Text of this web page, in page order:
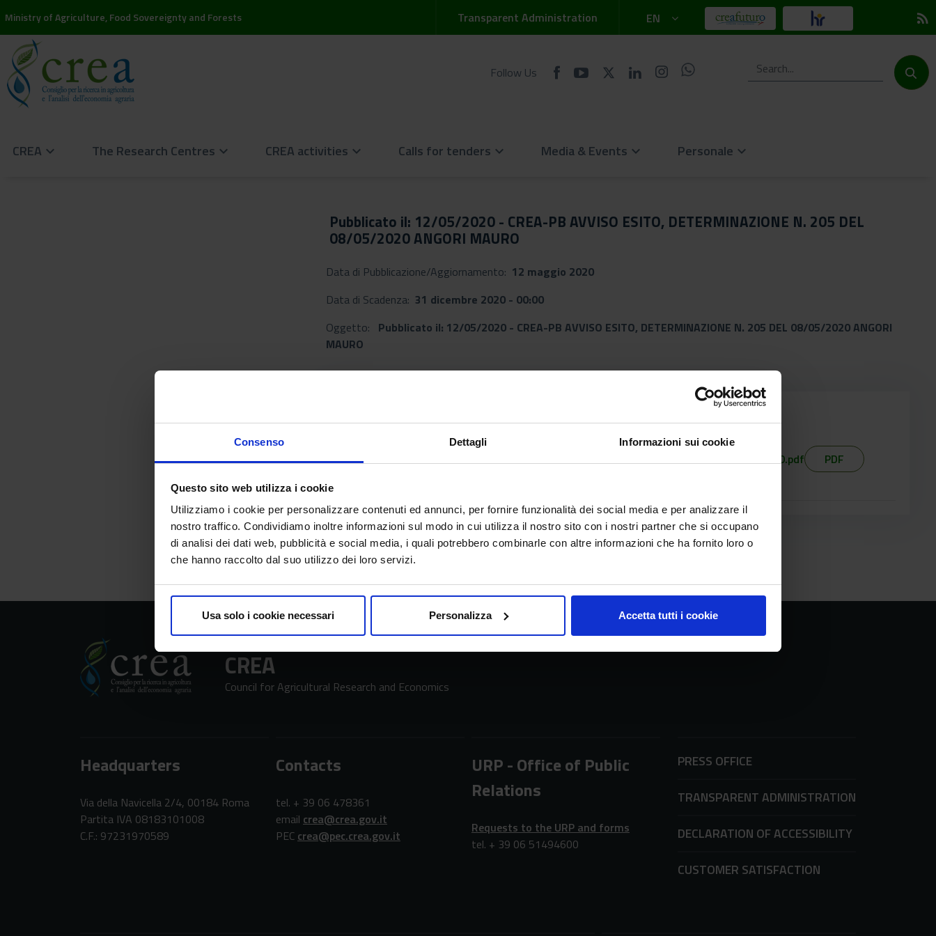
Consenso Dettagli Informazioni sui cookie
Questo sito web utilizza i cookie
Utilizziamo i cookie per personalizzare contenuti ed annunci, per fornire funzionalità dei social media e per analizzare il
nostro traffico. Condividiamo inoltre informazioni sul modo in cui utilizza il nostro sito con i nostri partner che si occupano
di analisi dei dati web, pubblicità e social media, i quali potrebbero combinarle con altre informazioni che ha fornito loro o
che hanno raccolto dal suo utilizzo dei loro servizi.
Usa solo i cookie necessari Personalizza Accetta tutti i cookie
Ministry of Agriculture, Food Sovereignty and Forests Transparent Administration EN rss_feed
Follow Us
CREA keyboard_arrow_down The Research Centres keyboard_arrow_down CREA activities keyboard_arrow_down Calls for tenders keyboard_arrow_down Media & Events keyboard_arrow_down Personale keyboard_arrow_down
Pubblicato il: 12/05/2020 - CREA-PB AVVISO ESITO, DETERMINAZIONE N. 205 DEL
08/05/2020 ANGORI MAURO
Data di Pubblicazione/Aggiornamento: 12 maggio 2020
Data di Scadenza: 31 dicembre 2020 - 00:00
Oggetto: Pubblicato il: 12/05/2020 - CREA-PB AVVISO ESITO, DETERMINAZIONE N. 205 DEL 08/05/2020 ANGORI
MAURO
Documenti allegati
avviso_esito_determinazione_205_del_08_05_2020_angori_mauro_g14_2020.pdf PDF
arrow_backTorna all'elenco
CREA
Council for Agricultural Research and Economics
Headquarters
Via della Navicella 2/4, 00184 Roma
Partita IVA 08183101008
C.F.: 97231970589
Contacts
tel. + 39 06 478361
email crea@crea.gov.it
PEC crea@pec.crea.gov.it
URP - Office of Public
Relations
Requests to the URP and forms
tel. + 39 06 51494600
PRESS OFFICE
TRANSPARENT ADMINISTRATION
DECLARATION OF ACCESSIBILITY
CUSTOMER SATISFACTION